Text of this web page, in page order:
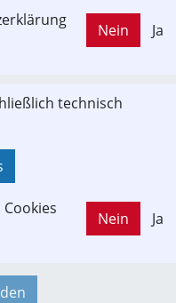
Unfall Nein Ja
technisch
Nein Ja